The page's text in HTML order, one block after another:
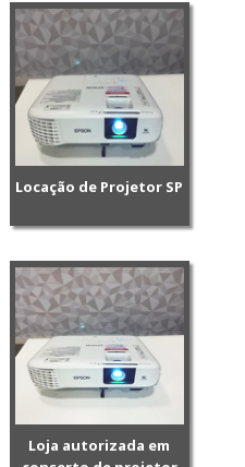
Locação de Projetor SP
Loja autorizada em